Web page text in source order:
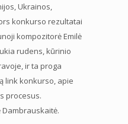
Ukrainos,
konkurso rezultatai
kompozitorė Emilė
rudens, kūrinio
ir ta proga
link konkurso, apie
procesus.